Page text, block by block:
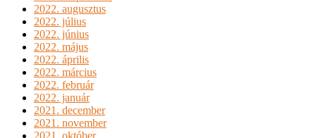
2022. augusztus
2022. július
2022. június
2022. május
2022. április
2022. március
2022. február
2022. január
2021. december
2021. november
2021. október